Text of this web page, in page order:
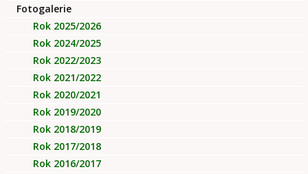
Fotogalerie
Rok 2025/2026
Rok 2024/2025
Rok 2022/2023
Rok 2021/2022
Rok 2020/2021
Rok 2019/2020
Rok 2018/2019
Rok 2017/2018
Rok 2016/2017